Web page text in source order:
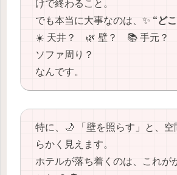
けで終わること。
でも本当に大事なのは、✨ “ど
☀️ 天井？ 🌿 壁？ 📚 手元
ソファ周り？
なんです。
特に、🌙 「壁を照らす」と、空
らかく見えます。
ホテルが落ち着くのは、これが